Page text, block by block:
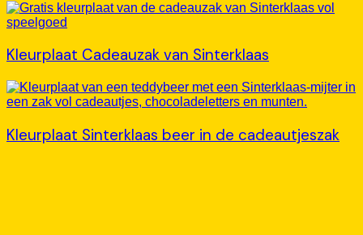
Kleurplaat Cadeauzak van Sinterklaas
Kleurplaat Sinterklaas beer in de cadeautjeszak